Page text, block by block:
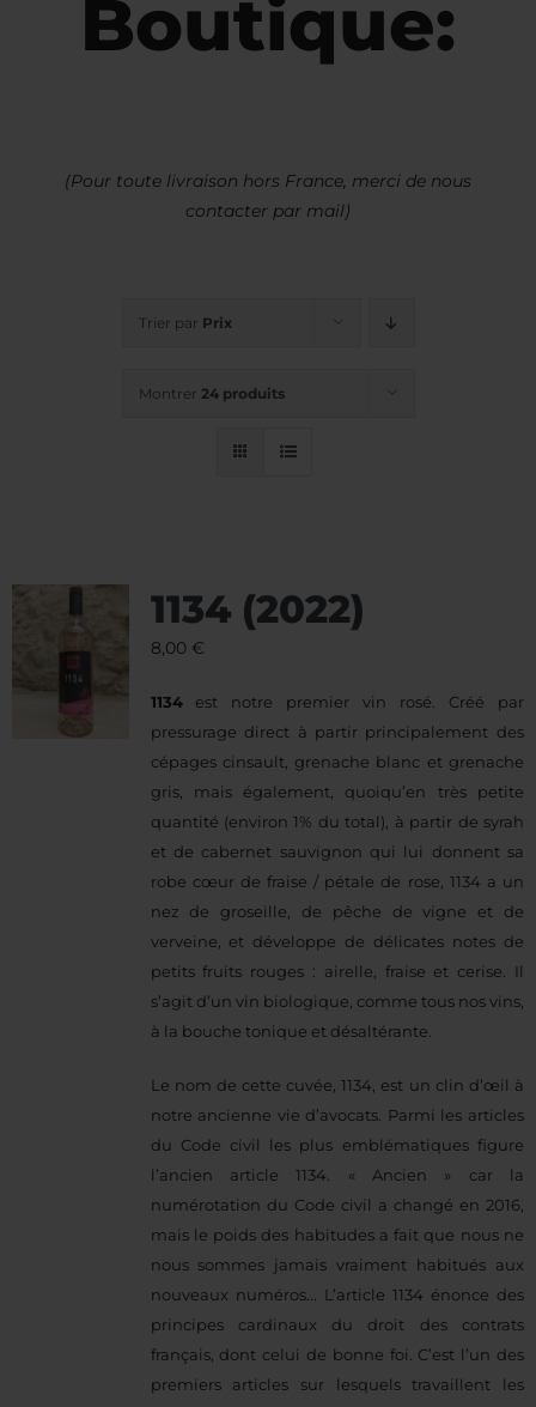
Boutique:
(Pour toute livraison hors France, merci de nous
contacter par mail)
Trier par Prix
Montrer 24 produits
1134 (2022)
8,00 €
1134est notre premier vin rosé. Créé par
pressurage direct à partir principalement des
cépages cinsault, grenache blanc et grenache
gris, mais également, quoiqu’en très petite
quantité (environ 1% du total), à partir de syrah
et de cabernet sauvignon qui lui donnent sa
robe cœur de fraise / pétale de rose, 1134 a un
nez de groseille, de pêche de vigne et de
verveine, et développe de délicates notes de
petits fruits rouges : airelle, fraise et cerise. Il
s’agit d’un vin biologique, comme tous nos vins,
à la bouche tonique et désaltérante.
Le nom de cette cuvée, 1134, est un clin d’œil à
notre ancienne vie d’avocats. Parmi les articles
du Code civil les plus emblématiques figure
l’ancien article 1134. « Ancien » car la
numérotation du Code civil a changé en 2016,
mais le poids des habitudes a fait que nous ne
nous sommes jamais vraiment habitués aux
nouveaux numéros... L’article 1134 énonce des
principes cardinaux du droit des contrats
français, dont celui de bonne foi. C’est l’un des
premiers articles sur lesquels travaillent les